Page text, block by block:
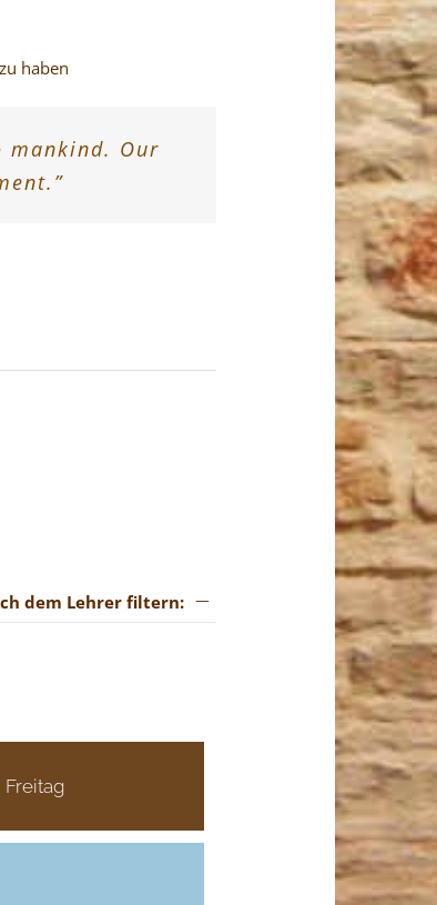
haben
mankind. Our
dem Lehrer filtern:
Freitag